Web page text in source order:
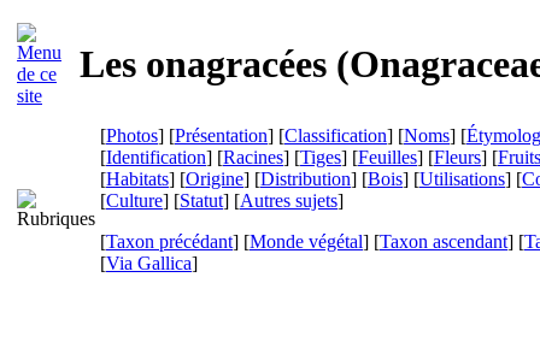
Les onagracées (
[Photos] [Présentation] [Classification] [Noms] [
[Identification] [Racines] [Tiges] [Feuilles] [Fleurs] [Fruits
[Habitats] [Origine] [Distribution] [Bois] [Utilisations] [
[Culture] [Statut] [Autres sujets]
[Taxon précédant] [Monde végétal] [Taxon ascendant] [
[Via Gallica]